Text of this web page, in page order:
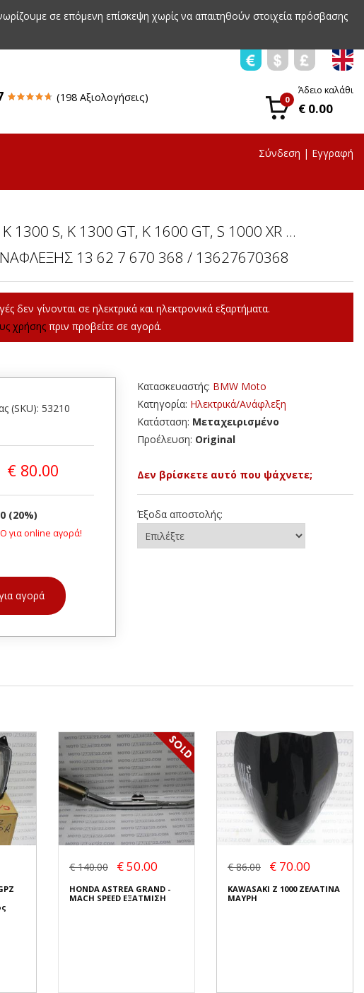
σε επόμενη επίσκεψη χωρίς να απαιτηθούν στοιχεία πρόσβασης
(198 Αξιολογήσεις) 0
Άδειο καλάθι
€ 0.00
Σύνδεση | Εγγραφή
1300 S, K 1300 GT, K 1600 GT, S 1000 XR ...
13 62 7 670 368 / 13627670368
δεν γίνονται σε ηλεκτρικά και ηλεκτρονικά εξαρτήματα.
χρήσης πριν προβείτε σε αγορά.
(SKU): 53210
€ 80.00
(20%)
για online αγορά!
αγορά
Κατασκευαστής: BMW Moto
Κατηγορία: Ηλεκτρικά/Ανάφλεξη
Κατάσταση: Μεταχειρισμένο
Προέλευση: Original
Δεν βρίσκετε αυτό που ψάχνετε;
Έξοδα αποστολής:
€ 140.00 € 50.00
HONDA ASTREA GRAND -
MACH SPEED ΕΞΑΤΜΙΣΗ
€ 86.00 € 70.00
KAWASAKI Z 1000 ΖΕΛΑΤΙΝΑ
ΜΑΥΡΗ